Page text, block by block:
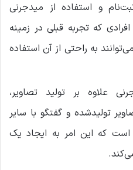
و استفاده از میدجرنی
که تجربه قبلی در زمینه
به راحتی از آن استفاده
علاوه بر تولید تصاویر،
تولیدشده و گفتگو با سایر
است که این امر به ایجاد یک